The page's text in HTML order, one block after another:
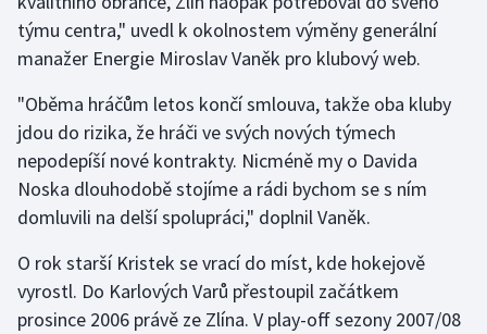
Házená
Jezdectví
Judo
Krasobruslení
Lezení
Lyže a snowboard
Moderní pětiboj
týmu centra," uvedl k okolnostem výměny generální
manažer Energie Miroslav Vaněk pro klubový web.
"Oběma hráčům letos končí smlouva, takže oba kluby
jdou do rizika, že hráči ve svých nových týmech
nepodepíší nové kontrakty. Nicméně my o Davida
Noska dlouhodobě stojíme a rádi bychom se s ním
domluvili na delší spolupráci," doplnil Vaněk.
O rok starší Kristek se vrací do míst, kde hokejově
vyrostl. Do Karlových Varů přestoupil začátkem
prosince 2006 právě ze Zlína. V play-off sezony 2007/08